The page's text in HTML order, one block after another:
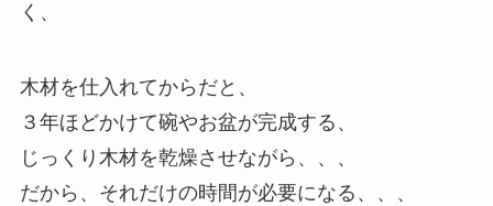
く、
木材を仕入れてからだと、
３年ほどかけて碗やお盆が完成する、
じっくり木材を乾燥させながら、、、
だから、それだけの時間が必要になる、、、